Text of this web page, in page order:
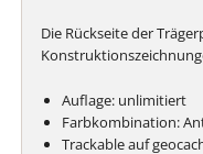
Die Rückseite der
Auflage: unlimitiert
Farbkombination:
Trackable auf